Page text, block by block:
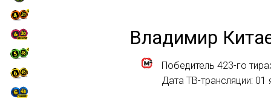
Владимир
Победитель 423-го
Дата ТВ-трансляции: 01